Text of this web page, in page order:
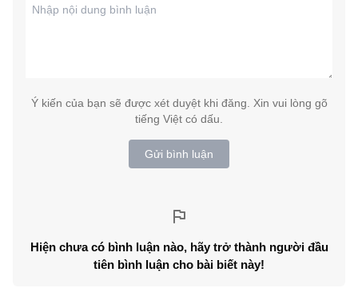
Ý kiến của bạn sẽ được xét duyệt khi đăng. Xin vui lòng gõ
tiếng Việt có dấu.
Gửi bình luận
Hiện chưa có bình luận nào, hãy trở thành người đầu
tiên bình luận cho bài biết này!